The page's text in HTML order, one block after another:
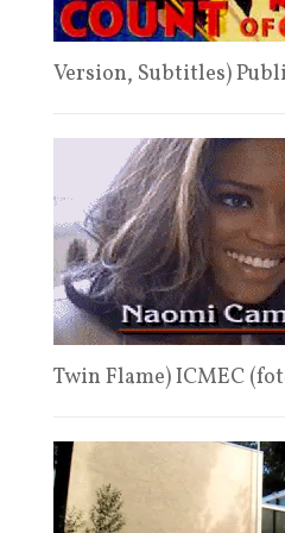
Version, Subtitles)
Twin Flame) ICMEC